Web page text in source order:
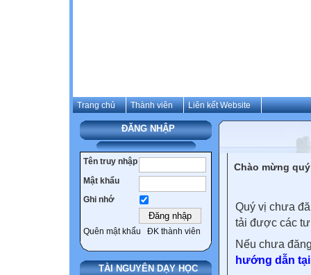
Trang chủ Thành viên Liên kết Website
ĐĂNG NHẬP
Tên truy nhập
Mật khẩu
Ghi nhớ
Quên mật khẩu ĐK thành viên
TÀI NGUYÊN DẠY HỌC
Chào mừng
Quý vị chưa
tải được các
Nếu chưa
hướng dẫn